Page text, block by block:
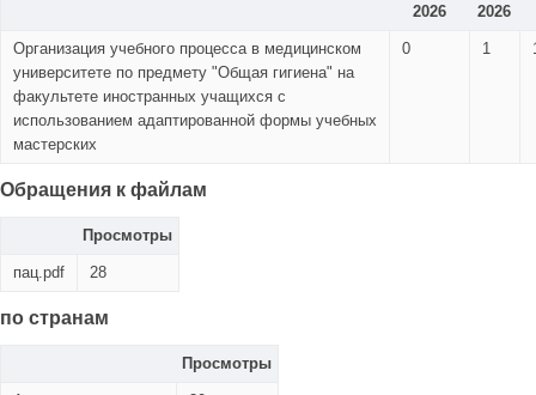
2026
2026
Организация учебного процесса в медицинском
университете по предмету "Общая гигиена" на
факультете иностранных учащихся с
использованием адаптированной формы учебных
мастерских
0 1
Обращения к файлам
Просмотры
пац.pdf 28
по странам
Просмотры